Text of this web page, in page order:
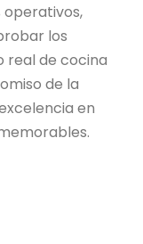
operativos,
los
real de cocina
de la
en